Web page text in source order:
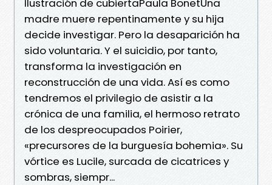
Ilustración de cubiertaPaula BonetUna
madre muere repentinamente y su hija
decide investigar. Pero la desaparición ha
sido voluntaria. Y el suicidio, por tanto,
transforma la investigación en
reconstrucción de una vida. Así es como
tendremos el privilegio de asistir a la
crónica de una familia, el hermoso retrato
de los despreocupados Poirier,
«precursores de la burguesía bohemia». Su
vórtice es Lucile, surcada de cicatrices y
sombras, siempr...